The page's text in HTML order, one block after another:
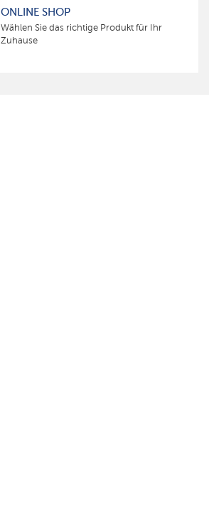
ONLINE SHOP
Wählen Sie das richtige Produkt für Ihr
Zuhause